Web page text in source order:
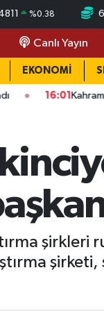
%0.38
Canlı Yayın
EKONOMİ
Kahramanmaraş’ta
şirkleri